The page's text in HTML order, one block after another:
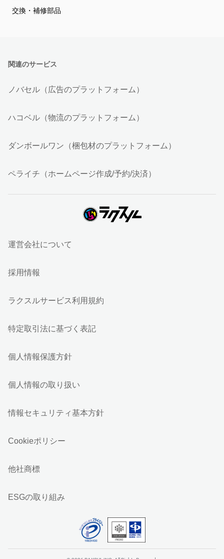
交換・補修部品
関連のサービス
ノバセル（広告のプラットフォーム）
ハコベル（物流のプラットフォーム）
ダンボールワン（梱包材のプラットフォーム）
ペライチ（ホームページ作成/予約/決済）
運営会社について
採用情報
ラクスルサービス利用規約
特定取引法に基づく表記
個人情報保護方針
個人情報の取り扱い
情報セキュリティ基本方針
Cookieポリシー
他社商標
ESGの取り組み